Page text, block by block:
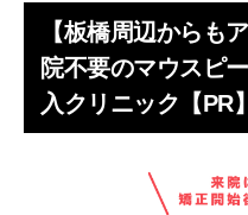
【板橋周辺からも
院不要のマウスピ
入クリニック【PR】